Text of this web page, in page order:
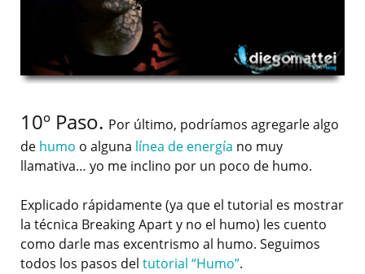
10º Paso. Por último, podríamos agregarle algo
de humo o alguna línea de energía no muy
llamativa… yo me inclino por un poco de humo.
Explicado rápidamente (ya que el tutorial es mostrar
la técnica Breaking Apart y no el humo) les cuento
como darle mas excentrismo al humo. Seguimos
todos los pasos del tutorial “Humo”.